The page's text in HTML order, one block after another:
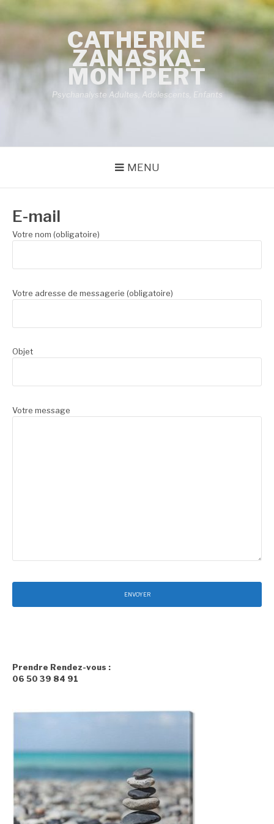
CATHERINE
ZANASKA-
MONTPERT
Psychanalyste Adultes, Adolescents, Enfants
MENU
E-mail
Votre nom (obligatoire)
Votre adresse de messagerie (obligatoire)
Objet
Votre message
Prendre Rendez-vous :
06 50 39 84 91